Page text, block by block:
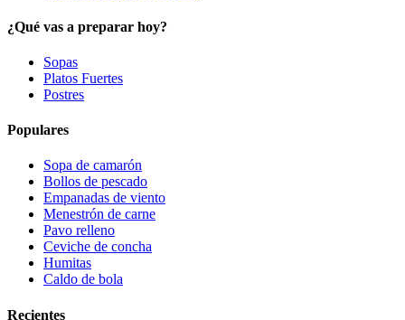
¿Qué vas a preparar hoy?
Sopas
Platos Fuertes
Postres
Populares
Sopa de camarón
Bollos de pescado
Empanadas de viento
Menestrón de carne
Pavo relleno
Ceviche de concha
Humitas
Caldo de bola
Recientes